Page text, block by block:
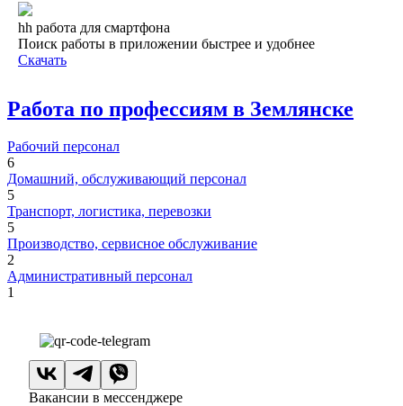
hh работа для смартфона
Поиск работы в приложении быстрее и удобнее
Скачать
Работа по профессиям в Землянске
Рабочий персонал
6
Домашний, обслуживающий персонал
5
Транспорт, логистика, перевозки
5
Производство, сервисное обслуживание
2
Административный персонал
1
Вакансии в мессенджере